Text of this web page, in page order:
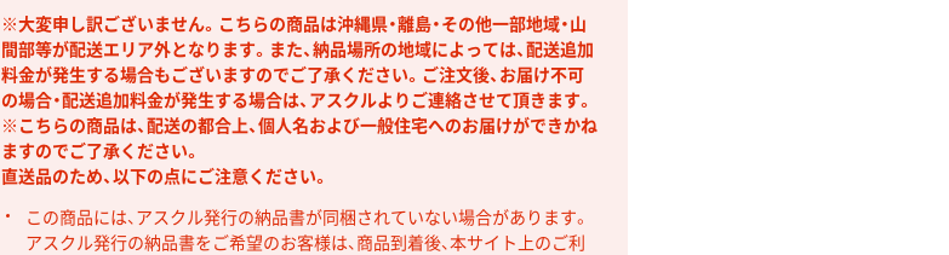
※大変申し訳ございません。こちらの商品は沖縄県・離島・その他一部地域・山
間部等が配送エリア外となります。また、納品場所の地域によっては、配送追加
料金が発生する場合もございますのでご了承ください。ご注文後、お届け不可
の場合・配送追加料金が発生する場合は、アスクルよりご連絡させて頂きます。
※こちらの商品は、配送の都合上、個人名および一般住宅へのお届けができかね
ますのでご了承ください。
直送品のため、以下の点にご注意ください。
この商品には、アスクル発行の納品書が同梱されていない場合があります。
アスクル発行の納品書をご希望のお客様は、商品到着後、本サイト上のご利